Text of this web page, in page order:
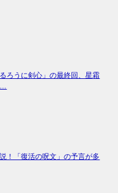
ろうに剣心」の最終回、星霜
…
！「復活の呪文」の予言が多